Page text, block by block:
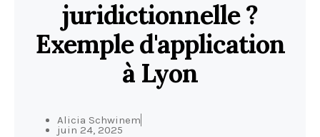
juridictionnelle ?
Exemple d'application
à Lyon
Alicia Schwinem
juin 24, 2025